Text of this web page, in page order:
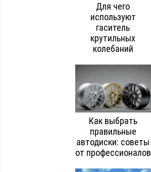
Для чего
используют
гаситель
крутильных
колебаний
Как выбрать
правильные
автодиски: советы
от профессионалов